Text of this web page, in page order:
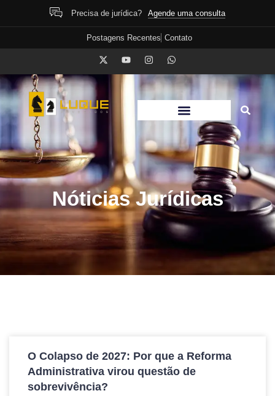
Precisa de jurídica? Agende uma consulta
Postagens Recentes Contato
Nóticias Jurídicas
O Colapso de 2027: Por que a Reforma
Administrativa virou questão de
sobrevivência?